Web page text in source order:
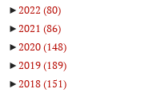
►2022 (80)
►2021 (86)
►2020(148)
►2019(189)
►2018(151)